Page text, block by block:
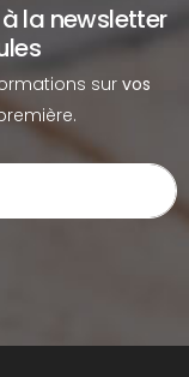
la newsletter
sur vos